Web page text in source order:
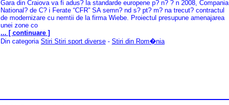
Gara din Craiova va fi adus? la standarde europene p? n? ? n 2008, Compania
National? de C? i Ferate “CFR” SA semn? nd s? pt? m? na trecut? contractul
de modernizare cu nemtii de la firma Wiebe. Proiectul presupune amenajarea
unei zone co
... [ continuare ]
Din categoria Stiri Stiri sport diverse - Stiri din Rom�nia